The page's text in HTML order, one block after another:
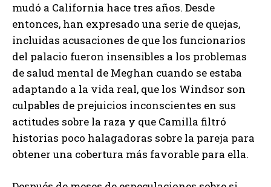
mudó a California hace tres años. Desde
entonces, han expresado una serie de quejas,
incluidas acusaciones de que los funcionarios
del palacio fueron insensibles a los problemas
de salud mental de Meghan cuando se estaba
adaptando a la vida real, que los Windsor son
culpables de prejuicios inconscientes en sus
actitudes sobre la raza y que Camilla filtró
historias poco halagadoras sobre la pareja para
obtener una cobertura más favorable para ella.